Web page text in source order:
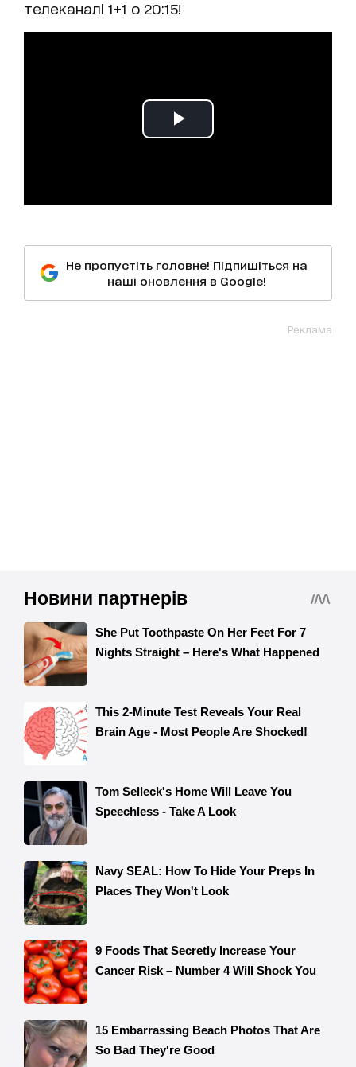
телеканалі 1+1 о 20:15!
Не пропустіть головне! Підпишіться на
наші оновлення в Google!
Реклама